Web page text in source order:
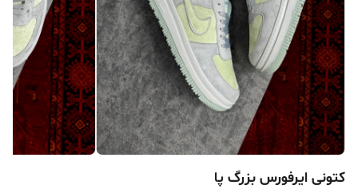
کتونی ایرفورس بزرگ پا